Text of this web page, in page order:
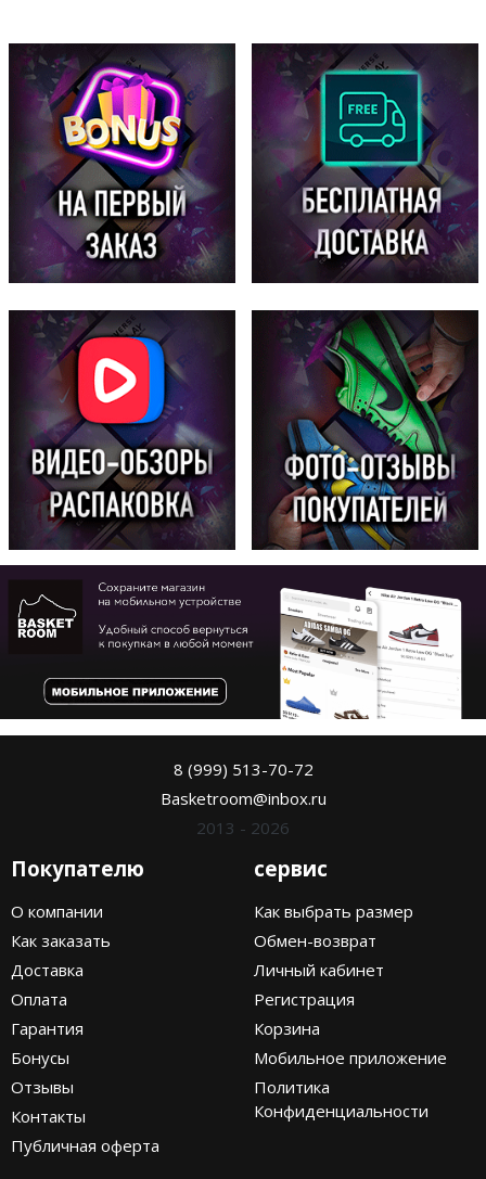
8 (999) 513-70-72
Basketroom@inbox.ru
2013 - 2026
Покупателю
О компании
Как заказать
Доставка
Оплата
Гарантия
Бонусы
Отзывы
Контакты
Публичная оферта
сервис
Как выбрать размер
Обмен-возврат
Личный кабинет
Регистрация
Корзина
Мобильное приложение
Политика
Конфиденциальности